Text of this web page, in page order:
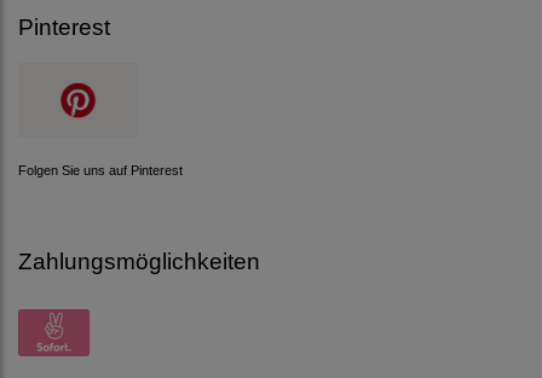
Pinterest
Folgen Sie uns auf Pinterest
Zahlungsmöglichkeiten